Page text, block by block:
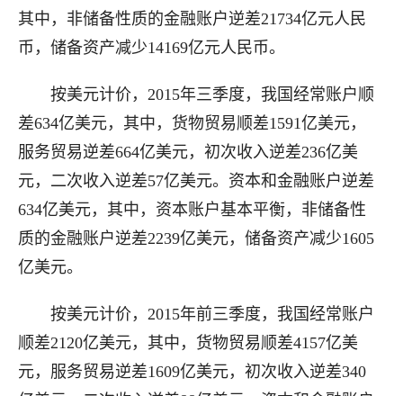
其中，非储备性质的金融账户逆差21734亿元人民
币，储备资产减少14169亿元人民币。
按美元计价，2015年三季度，我国经常账户顺
差634亿美元，其中，货物贸易顺差1591亿美元，
服务贸易逆差664亿美元，初次收入逆差236亿美
元，二次收入逆差57亿美元。资本和金融账户逆差
634亿美元，其中，资本账户基本平衡，非储备性
质的金融账户逆差2239亿美元，储备资产减少1605
亿美元。
按美元计价，2015年前三季度，我国经常账户
顺差2120亿美元，其中，货物贸易顺差4157亿美
元，服务贸易逆差1609亿美元，初次收入逆差340